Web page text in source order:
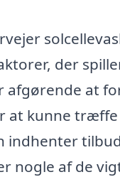
der
afgørende at
at kunne
indhenter
nogle af de